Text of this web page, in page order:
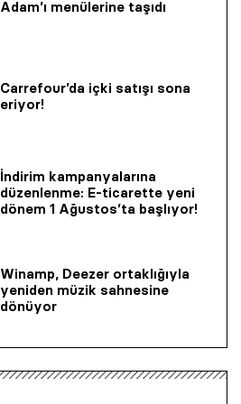
Adam’ı menülerine taşıdı
Carrefour’da içki satışı sona
eriyor!
İndirim kampanyalarına
düzenlenme: E-ticarette yeni
dönem 1 Ağustos’ta başlıyor!
Winamp, Deezer ortaklığıyla
yeniden müzik sahnesine
dönüyor